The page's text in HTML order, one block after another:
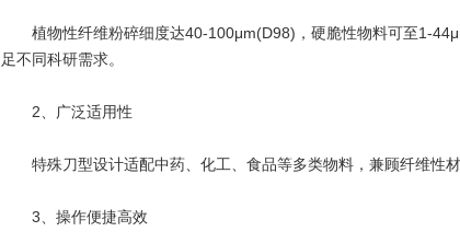
植物性纤维粉碎细度达40-100μm(D98)，硬脆性物料可至1-
足不同科研需求。
‌2、广泛适用性‌
特殊刀型设计适配中药、化工、食品等多类物料，兼顾纤维性材
‌3、操作便捷高效‌